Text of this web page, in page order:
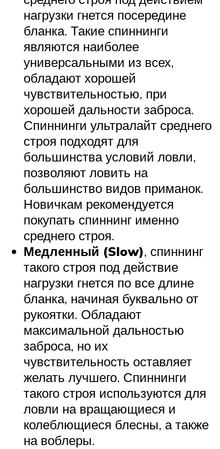
нагрузки гнется посередине
бланка. Такие спиннинги
являются наиболее
универсальными из всех,
обладают хорошей
чувствительностью, при
хорошей дальности заброса.
Спиннинги ультралайт среднего
строя подходят для
большинства условий ловли,
позволяют ловить на
большинство видов приманок.
Новичкам рекомендуется
покупать спиннинг именно
среднего строя.
Медленный (Slow), спиннинг
такого строя под действие
нагрузки гнется по все длине
бланка, начиная буквально от
рукоятки. Обладают
максимальной дальностью
заброса, но их
чувствительность оставляет
желать лучшего. Спиннинги
такого строя используются для
ловли на вращающиеся и
колеблющиеся блесны, а также
на воблеры.